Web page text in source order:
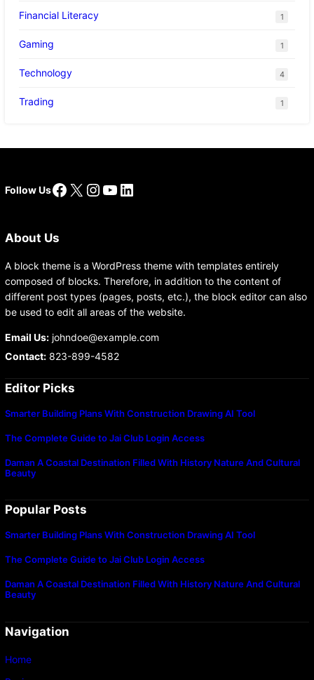
Financial Literacy 1
Gaming 1
Technology 4
Trading 1
Follow UsFacebook
X Instagram
YouTube
LinkedIn
About Us
A block theme is a WordPress theme with templates entirely
composed of blocks. Therefore, in addition to the content of
different post types (pages, posts, etc.), the block editor can also
be used to edit all areas of the website.
Email Us:johndoe@example.com
Contact:823-899-4582
Editor Picks
Smarter Building Plans With Construction Drawing AI Tool
The Complete Guide to Jai Club Login Access
Daman A Coastal Destination Filled With History Nature And Cultural
Beauty
Popular Posts
Smarter Building Plans With Construction Drawing AI Tool
The Complete Guide to Jai Club Login Access
Daman A Coastal Destination Filled With History Nature And Cultural
Beauty
Navigation
Home